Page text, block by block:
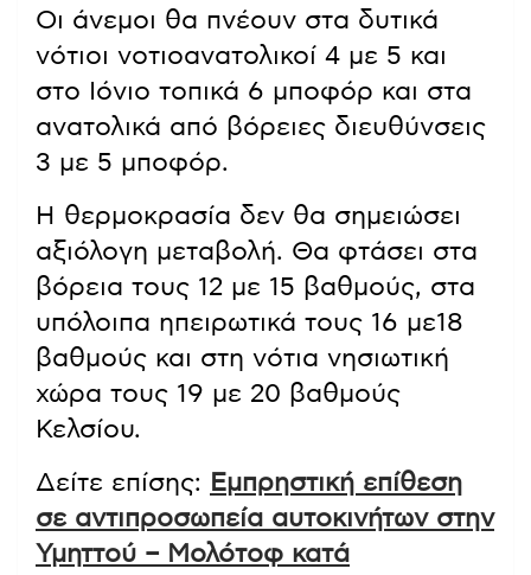
Οι άνεμοι θα πνέουν στα δυτικά
νότιοι νοτιοανατολικοί 4 με 5 και
στο Ιόνιο τοπικά 6 μποφόρ και στα
ανατολικά από βόρειες διευθύνσεις
3 με 5 μποφόρ.
Η θερμοκρασία δεν θα σημειώσει
αξιόλογη μεταβολή. Θα φτάσει στα
βόρεια τους 12 με 15 βαθμούς, στα
υπόλοιπα ηπειρωτικά τους 16 με18
βαθμούς και στη νότια νησιωτική
χώρα τους 19 με 20 βαθμούς
Κελσίου.
Δείτε επίσης:
Εμπρηστική επίθεση
σε αντιπροσωπεία αυτοκινήτων στην
Υμηττού – Μολότοφ κατά